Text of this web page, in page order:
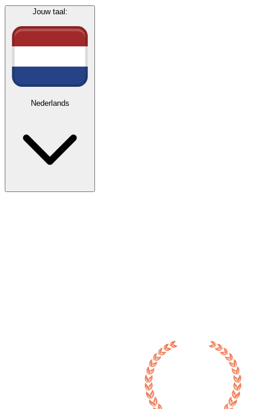
Jouw taal:
Nederlands